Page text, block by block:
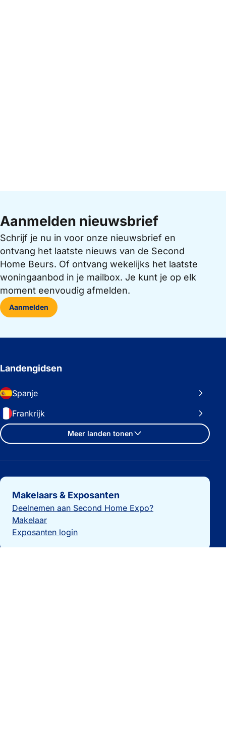
Aanmelden nieuwsbrief
Schrijf je nu in voor onze nieuwsbrief en
ontvang het laatste nieuws van de Second
Home Beurs. Of ontvang wekelijks het laatste
woningaanbod in je mailbox. Je kunt je op elk
moment eenvoudig afmelden.
Aanmelden
Landengidsen
Spanje
Frankrijk
Meer landen tonen
Belangrijke links
Makelaars & Exposanten
Deelnemen aan Second Home Expo?
Makelaar
Exposanten login